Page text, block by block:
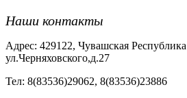
Наши контакты
Адрес: 429122, Чувашская
ул.Черняховского,д.27
Тел: 8(83536)29062, 8(83536)23886